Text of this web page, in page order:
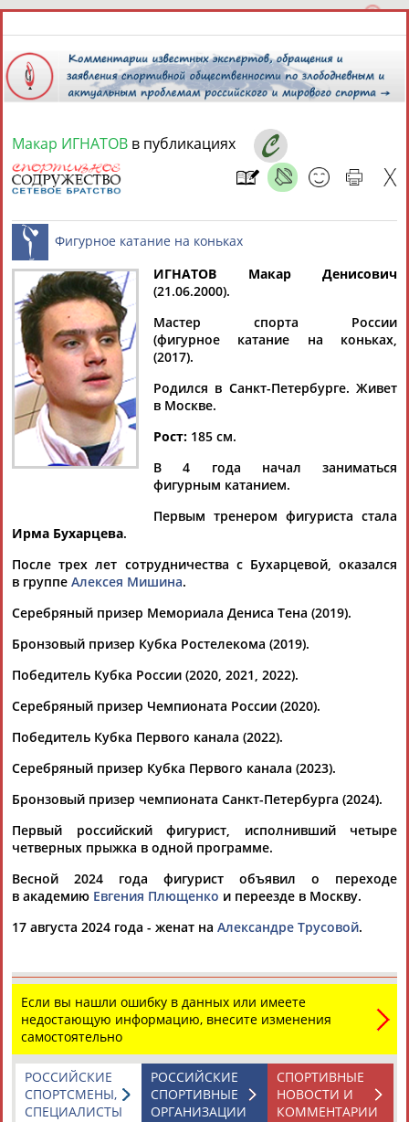
6 августа 2026 года,
СПОРТСМЕНЫ, ТРЕНЕРЫ И СПЕЦИАЛИСТЫ
Найдено: 13181персон Расширенный поиск
Аслаудин
АБАЕВ
Елена
АБАИМОВА
Мария
АБАКУМОВА
Юлия
АБАЛАКИНА
Тамилла
АБАСОВА
Рамазан
АББАТЕ-
АББЯСОВА
АБДИКАРИМОВААБДРАХМАНОВ
АБДРАХМАНОВАБДРАХМАНОВААБДУВАЛИЕВ
АБДУЛАЕВ
Рамазан
АБДУЛАЕВ
Тагир
АБДУЛАЕВ
Камиль
АБДУЛАЗИЗОВ
Загалав
АБДУЛБЕКОВ
Макар ИГНАТОВ в публикациях
Фигурное катание на коньках
ИГНАТОВ Макар Денисович
(21.06.2000).
Мастер спорта России
(фигурное катание на коньках,
(2017).
Родился в Санкт-Петербурге. Живет
в Москве.
Рост: 185 см.
В 4 года начал заниматься
фигурным катанием.
Первым тренером фигуриста стала
Ирма Бухарцева.
После трех лет сотрудничества с Бухарцевой, оказался
в группе Алексея Мишина.
Серебряный призер Мемориала Дениса Тена (2019).
Бронзовый призер Кубка Ростелекома (2019).
Победитель Кубка России (2020, 2021, 2022).
Серебряный призер Чемпионата России (2020).
Победитель Кубка Первого канала (2022).
Серебряный призер Кубка Первого канала (2023).
Бронзовый призер чемпионата Санкт-Петербурга (2024).
Первый российский фигурист, исполнивший четыре
четверных прыжка в одной программе.
Весной 2024 года фигурист объявил о переходе
в академию Евгения Плющенко и переезде в Москву.
17 августа 2024 года - женат на Александре Трусовой.
Если вы нашли ошибку в данных или имеете
недостающую информацию, внесите изменения
самостоятельно
СПОРТИВНЫЕ
НОВОСТИ И
КОММЕНТАРИИ
РОССИЙСКИЕ
СПОРТИВНЫЕ
ОРГАНИЗАЦИИ
РОССИЙСКИЕ
СПОРТСМЕНЫ,
СПЕЦИАЛИСТЫ